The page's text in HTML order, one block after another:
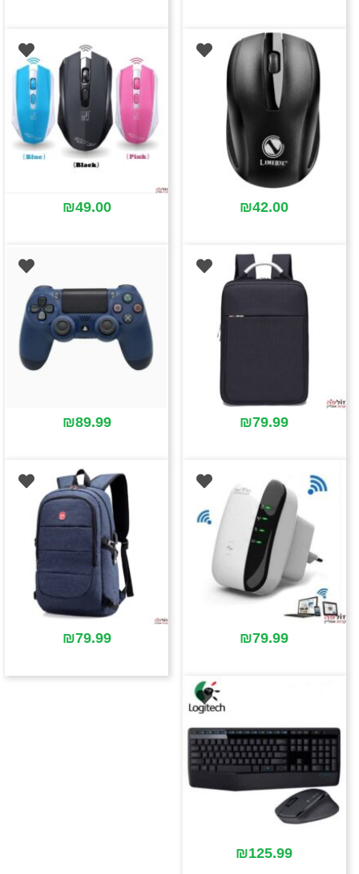
₪42.00
₪49.00
₪79.99
₪89.99
₪79.99
₪79.99
₪125.99